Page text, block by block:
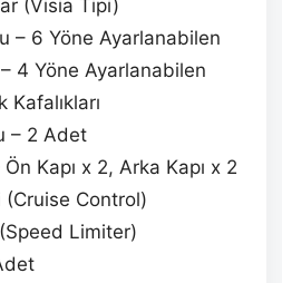
(Visia Tipi)
– 6 Yöne Ayarlanabilen
4 Yöne Ayarlanabilen
– 2 Adet
Kapı x 2, Arka Kapı x 2
(Cruise Control)
(Speed Limiter)